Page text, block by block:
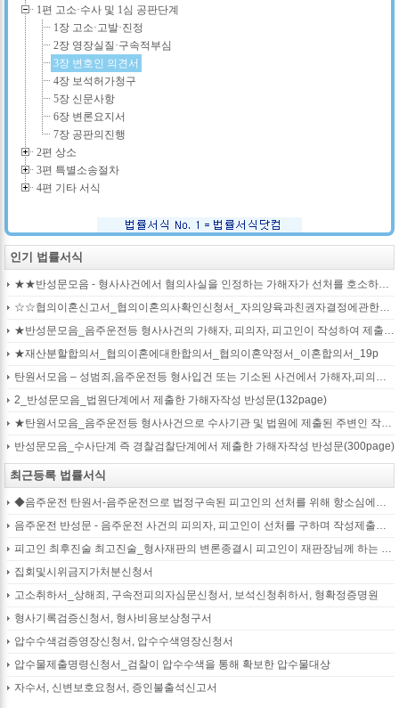
1편 고소·수사 및 1심 공판단계
1장 고소·고발·진정
2장 영장실질·구속적부심
3장 변호인 의견서
4장 보석허가청구
5장 신문사항
6장 변론요지서
7장 공판의진행
2편 상소
3편 특별소송절차
4편 기타 서식
인기 법률서식
★★반성문모음 - 형사사건에서 혐의사실을 인정하는 가해자가 선처를 호소하며 제출작성하는 반성문2
☆☆협의이혼신고서_협의이혼의사확인신청서_자의양육과친권자결정에관한협의서_22p
★반성문모음_음주운전등 형사사건의 가해자, 피의자, 피고인이 작성하여 제출하는 반성문모음(380page)
★재산분할합의서_협의이혼에대한합의서_협의이혼약정서_이혼합의서_19p
탄원서모음 – 성범죄,음주운전등 형사입건 또는 기소된 사건에서 가해자,피의자,피고인을 위하여 선처를 호소하는 내용(지인분들 작성)
2_반성문모음_법원단계에서 제출한 가해자작성 반성문(132page)
★탄원서모음_음주운전등 형사사건으로 수사기관 및 법원에 제출된 주변인 작성 선처호소 탄원서(208page)
반성문모음_수사단계 즉 경찰검찰단계에서 제출한 가해자작성 반성문(300page)
최근등록 법률서식
◆음주운전 탄원서-음주운전으로 법정구속된 피고인의 선처를 위해 항소심에서 제출하는 탄원서(45page)
음주운전 반성문 - 음주운전 사건의 피의자, 피고인이 선처를 구하며 작성제출하는 반성문
피고인 최후진술 최고진술_형사재판의 변론종결시 피고인이 재판장님께 하는 최종진술 의견내용(36페이지)
집회및시위금지가처분신청서
고소취하서_상해죄, 구속전피의자심문신청서, 보석신청취하서, 형확정증명원
형사기록검증신청서, 형사비용보상청구서
압수수색검증영장신청서, 압수수색영장신청서
압수물제출명령신청서_검찰이 압수수색을 통해 확보한 압수물대상
자수서, 신변보호요청서, 증인불출석신고서